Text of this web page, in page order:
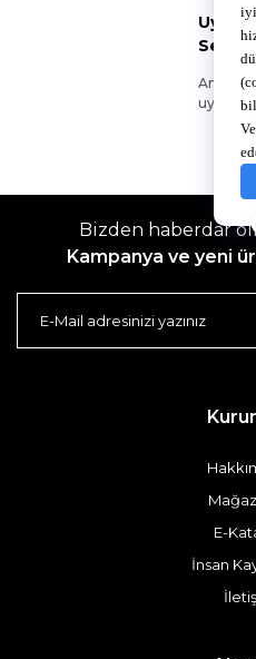
uygun
Bizden haberdar
Kampanya ve yeni
E-
İnsan